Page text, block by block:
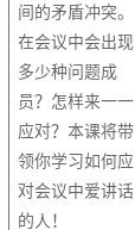
间的矛盾冲突。
在会议中会出现
多少种问题成
员？怎样来一一
应对？本课将带
领你学习如何应
对会议中爱讲话
的人！